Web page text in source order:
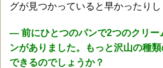
グが見つかっていると早かったりし
― 前にひとつのパンで2つのクリー
ンがありました。もっと沢山の種
できるのでしょうか？